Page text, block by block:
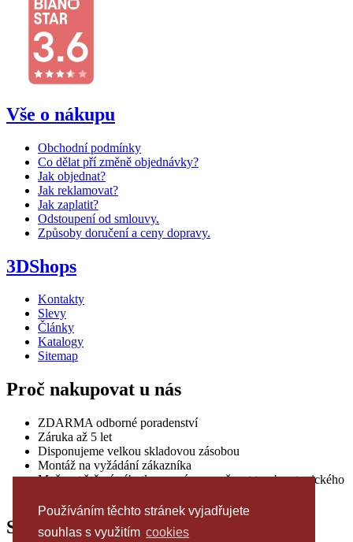
Používáním těchto stránek vyjadřujete
souhlas s využitím cookies
Vše o nákupu
Obchodní podmínky
Co dělat pří změně objednávky?
Jak objednat?
Jak reklamovat?
Jak zaplatit?
Odstoupení od smlouvy.
Způsoby doručení a ceny dopravy.
3DShops
Kontakty
Slevy
Články
Katalogy
Sitemap
Proč nakupovat u nás
ZDARMA odborné poradenství
Záruka až 5 let
Disponujeme velkou skladovou zásobou
Montáž na vyžádání zákazníka
Možnost řešení nábytku na míru a možnost tvorby atypického
Sledujte nás